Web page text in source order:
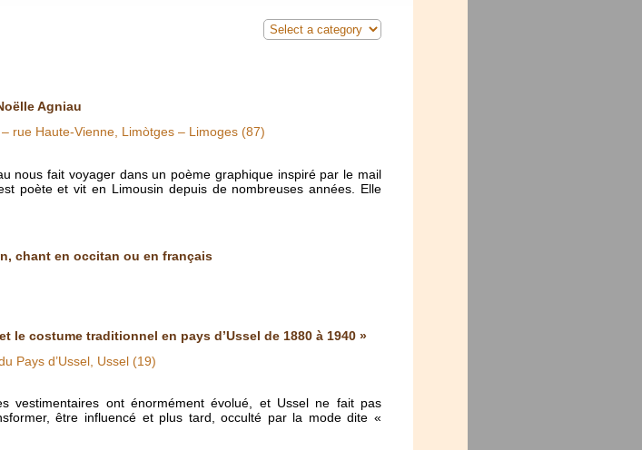
Agniau
rue Haute-Vienne, Limòtges – Limoges (87)
nous fait voyager dans un poème graphique inspiré par le mail
poète et vit en Limousin depuis de nombreuses années. Elle
chant en occitan ou en français
le costume traditionnel en pays d’Ussel de 1880 à 1940 »
Pays d’Ussel, Ussel (19)
vestimentaires ont énormément évolué, et Ussel ne fait pas
être influencé et plus tard, occulté par la mode dite «